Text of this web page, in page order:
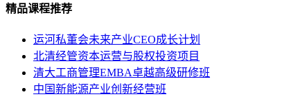
精品课程推荐
运河私董会未来产业CEO成长计划
北清经管资本运营与股权投资项目
清大工商管理EMBA卓越高级研修班
中国新能源产业创新经营班